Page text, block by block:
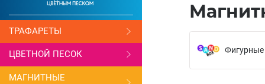
ТРАФАРЕТЫ
ЦВЕТНОЙ ПЕСОК
МАГНИТНЫЕ